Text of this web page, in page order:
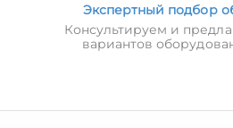
Экспертный подбор
Консультируем и
вариантов